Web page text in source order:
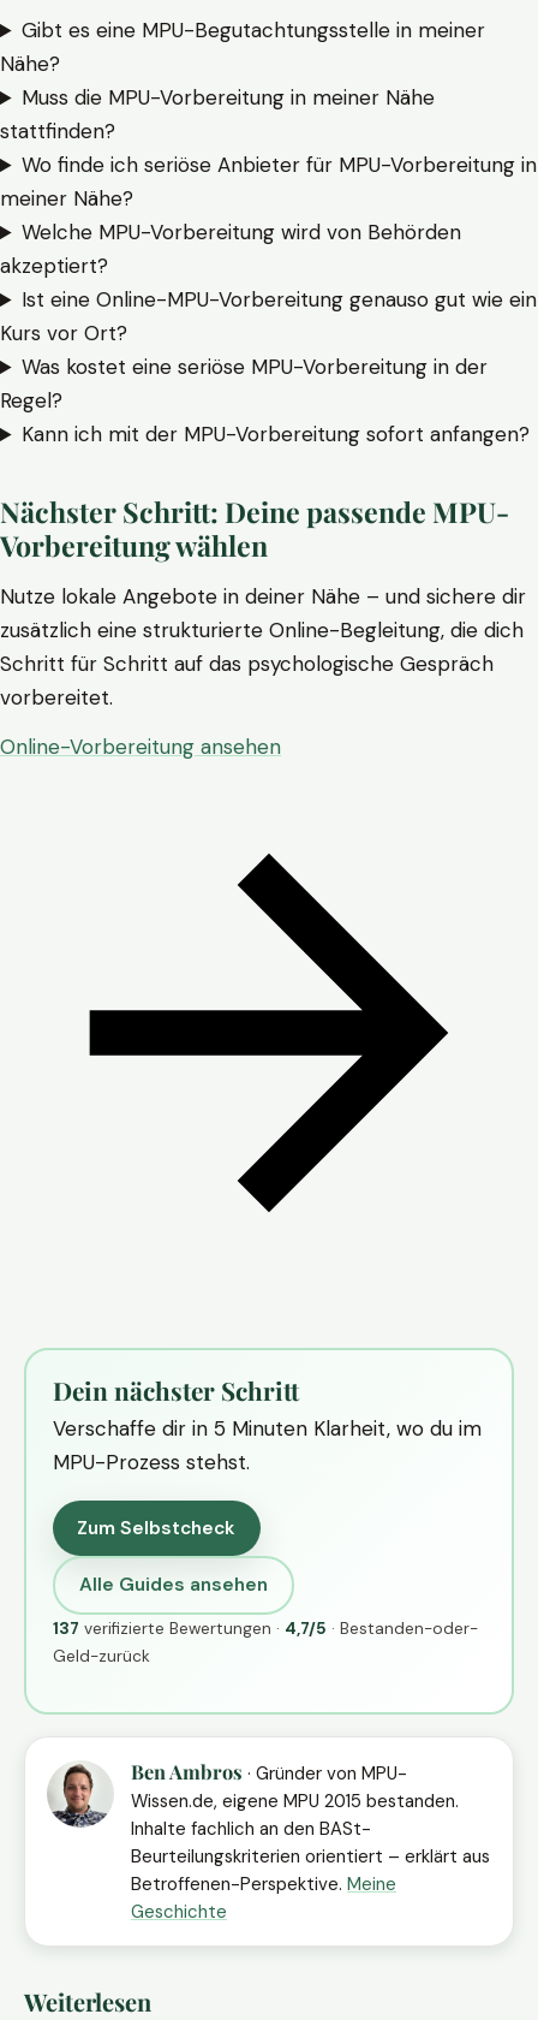
Gibt es eine MPU-Begutachtungsstelle in meiner
Nähe?
Muss die MPU-Vorbereitung in meiner Nähe
stattfinden?
Wo finde ich seriöse Anbieter für MPU-Vorbereitung in
meiner Nähe?
Welche MPU-Vorbereitung wird von Behörden
akzeptiert?
Ist eine Online-MPU-Vorbereitung genauso gut wie ein
Kurs vor Ort?
Was kostet eine seriöse MPU-Vorbereitung in der
Regel?
Kann ich mit der MPU-Vorbereitung sofort anfangen?
Nächster Schritt: Deine passende MPU-
Vorbereitung wählen
Nutze lokale Angebote in deiner Nähe – und sichere dir
zusätzlich eine strukturierte Online-Begleitung, die dich
Schritt für Schritt auf das psychologische Gespräch
vorbereitet.
Online-Vorbereitung ansehen
Dein nächster Schritt
Verschaffe dir in 5 Minuten Klarheit, wo du im
MPU-Prozess stehst.
Zum Selbstcheck
Alle Guides ansehen
137 verifizierte Bewertungen · 4,7/5 · Bestanden-oder-
Geld-zurück
Ben Ambros · Gründer von MPU-
Wissen.de, eigene MPU 2015 bestanden.
Inhalte fachlich an den BASt-
Beurteilungskriterien orientiert – erklärt aus
Betroffenen-Perspektive. Meine
Geschichte
Weiterlesen